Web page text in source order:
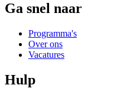
Ga snel naar
Programma's
Over ons
Vacatures
Hulp